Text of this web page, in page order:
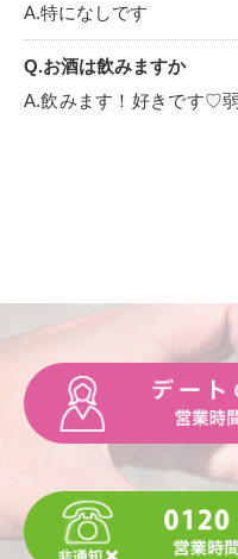
A.特になしです
Q.お酒は飲みますか
A.飲みます！好きです♡
A.友達と遊びに行ったり
画や映画をみています( ･ᴗ･
Q.好きな漫画・本・雑誌
A.少女漫画より少年漫画
読みます♪あと最近はガ
Q.好きな音楽（ジャンル
A. 宇多田ヒカルさん好き